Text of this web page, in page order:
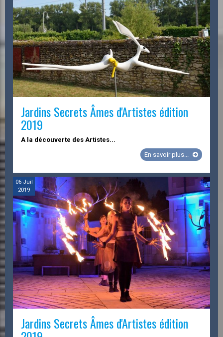
Jardins Secrets Âmes d'Artistes édition
2019
A la découverte des Artistes...
En savoir plus...
Jardins
Secrets
Âmes
d'Artistes
édition
2019
06Juil
2019
Jardins Secrets Âmes d'Artistes édition